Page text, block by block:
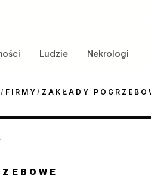
Ludzie Nekrologi
/ FIRMY / ZAKŁADY